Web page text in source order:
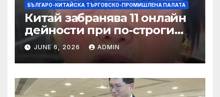
БЪЛГАРО-КИТАЙСКА ТЪРГОВСКО-ПРОМИШЛЕНА ПАЛАТА
Китай забранява 11 онлайн
дейности при по-строги
правила за ограничаване на
слуховете и
кибернасилниците
JUNE 6, 2026 ADMIN